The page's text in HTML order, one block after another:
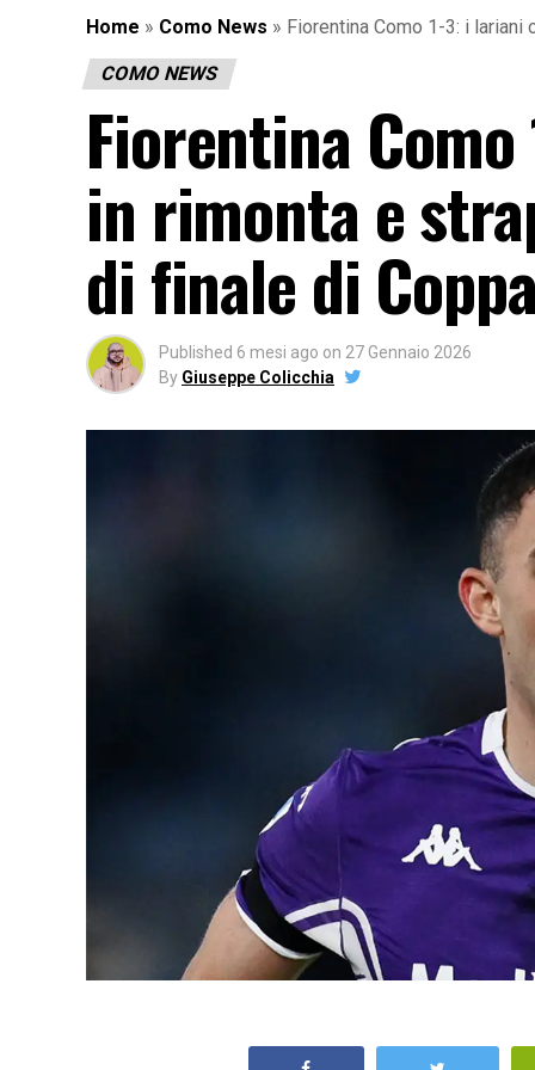
Home » Como News » Fiorentina Como 1-3: i
COMO NEWS
Fiorentina
in rimonta e
di finale di
Published 6 mesi ago on 27 Gennaio 2026
By Giuseppe Colicchia